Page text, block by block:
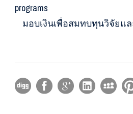
programs
มอบเงินเพื่อสมทบทุนวิจัย